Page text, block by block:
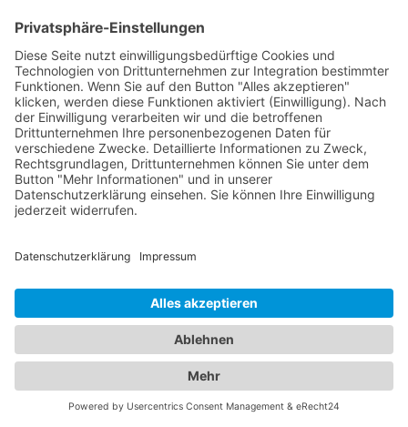
und Behandlung von Augenerkrankungen sowie
Brillen- und Kontaktlinsenanpassungen. Mit
modernsten Technologien und einem
einfühlsamen Ansatz sorgen sie für Ihre klare Sicht
und Ihr Wohlbefinden. Zusätzlich bieten wir Ihnen
Zugang zu erfahrenen Kinderärzten in Freiburg im
Breisgau, die sich auf die Betreuung der kleinen
Patienten spezialisiert haben. Sie kümmern sich
um die Gesundheit, Entwicklung und das
Wohlergehen Ihrer Kinder und bieten
Behandlung von Kinderkrankheiten an. Mit ihrer
Fachkompetenz und ihrem einfühlsamen Umgang
schaffen sie eine vertrauensvolle Atmosphäre für
Ihre Familie. Vertrauen Sie auf unser
Branchenportal, um den besten Augenarzt und
Kinderarzt Freiburg im Breisgau
Sie dafür, dass die Gesundheit Ihrer Augen und die
Ihrer Familie in den besten Händen sind.